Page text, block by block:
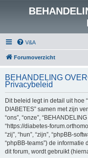
V&A
Forumoverzicht
BEHANDELING
Privacybeleid
Dit beleid legt in detail uit hoe
DIABETES” samen met zijn
“ons”, “onze”,
“https://diabetes-
“zij”, “hun”, “zijn”, “phpBB-
“phpBB-teams”) de
dit forum, wordt gebruikt